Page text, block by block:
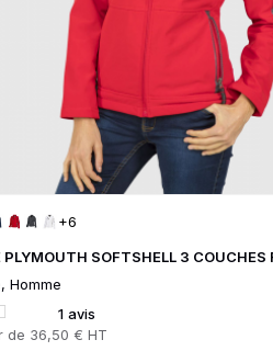
PLYMOUTH SOFTSHELL 3 COUCHES
Homme
1 avis
de 36,50 € HT
+6